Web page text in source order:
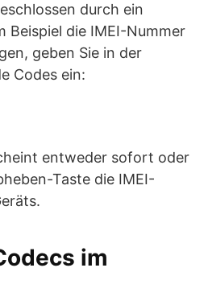
durch ein
Beispiel die IMEI-Nummer
geben Sie in der
Codes ein:
entweder sofort oder
Taste die IMEI-
im